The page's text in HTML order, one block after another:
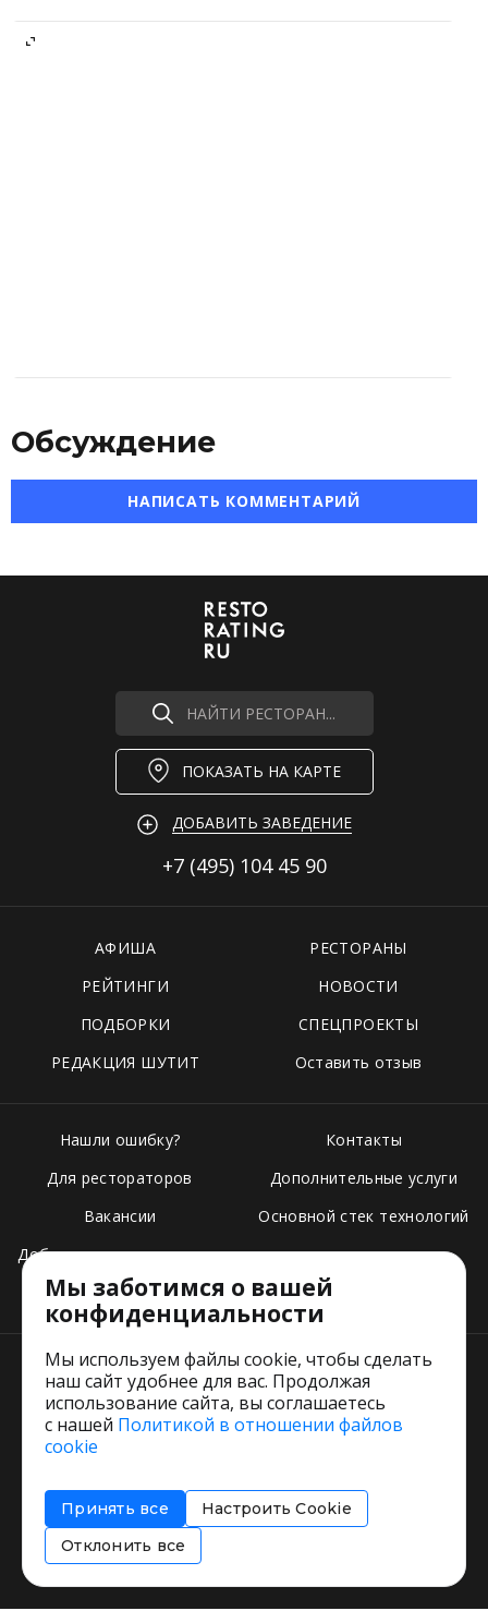
Обсуждение
НАПИСАТЬ КОММЕНТАРИЙ
НАЙТИ РЕСТОРАН...
ПОКАЗАТЬ НА КАРТЕ
ДОБАВИТЬ ЗАВЕДЕНИЕ
+7 (495) 104 45 90
АФИША
РЕСТОРАНЫ
РЕЙТИНГИ
НОВОСТИ
ПОДБОРКИ
СПЕЦПРОЕКТЫ
РЕДАКЦИЯ ШУТИТ
Оставить отзыв
Нашли ошибку?
Для рестораторов
Вакансии
Добавить свое заведение
Тарифы
Контакты
Дополнительные услуги
Основной стек технологий
Пользовательское соглашение
Соглашение об информировании
Политика использования cookies
Мы заботимся о вашей
конфиденциальности
Мы используем файлы cookie, чтобы сделать
наш сайт удобнее для вас. Продолжая
использование сайта, вы соглашаетесь
с нашей Политикой в отношении файлов
cookie
Принять все
Настроить Cookie
Отклонить все